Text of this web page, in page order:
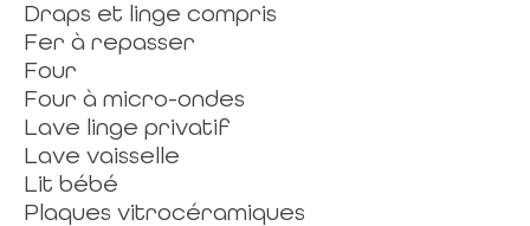
Draps et linge compris
Fer à repasser
Four
Four à micro-ondes
Lave linge privatif
Lave vaisselle
Lit bébé
Plaques vitrocéramiques